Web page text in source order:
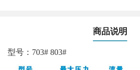
商品说明
型号：703# 803#